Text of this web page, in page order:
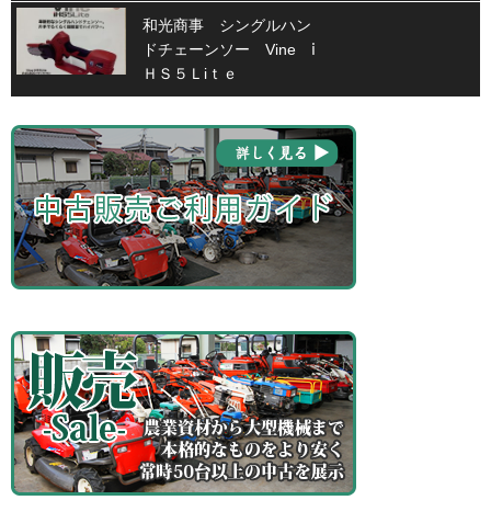
和光商事 シングルハン
ドチェーンソー Vine ⅰ
ＨＳ５Ｌiｔｅ